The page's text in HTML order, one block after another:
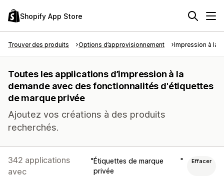
Shopify App Store
Trouver des produits Options d’approvisionnement Impression à la
Toutes les applications d’impression à la
demande avec des fonctionnalités d'étiquettes
de marque privée
Ajoutez vos créations à des produits
recherchés.
342 applications
avec
Étiquettes de marque
privée
Effacer